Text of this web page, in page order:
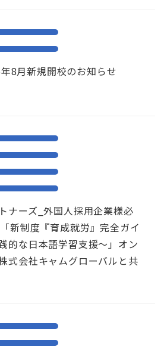
8月新規開校のお知らせ
ナーズ_外国人採用企業様必
新制度『育成就労』完全ガイ
的な日本語学習支援～」オン
式会社キャムグローバルと共